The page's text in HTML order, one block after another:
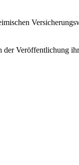
der Veröffentlichung